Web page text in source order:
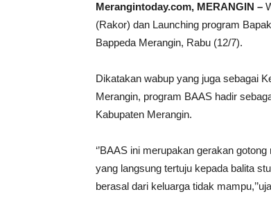
Merangintoday.com, MERANGIN –
(Rakor) dan Launching program
Bappeda Merangin, Rabu (12/7).
Dikatakan wabup yang juga sebagai
Merangin, program BAAS hadir
Kabupaten Merangin.
‘’BAAS ini merupakan gerakan
yang langsung tertuju kepada balita
berasal dari keluarga tidak